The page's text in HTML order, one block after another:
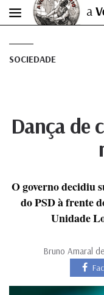
SOCIEDADE
Dança de
O governo decidiu
do PSD à frente
Unidade
Bruno Amaral